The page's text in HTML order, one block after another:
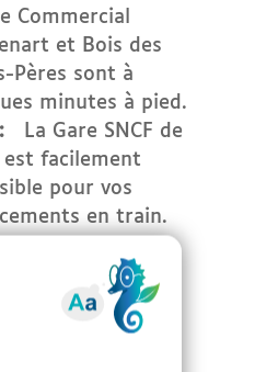
Commercial
et Bois des
Pères sont à
minutes à pied.
La Gare SNCF de
est facilement
pour vos
en train.